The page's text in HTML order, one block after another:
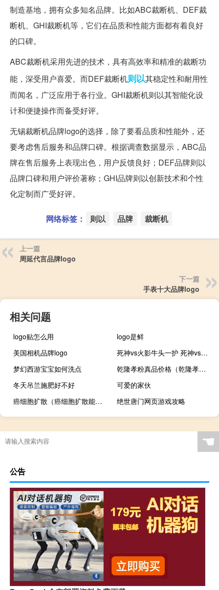
制造基地，拥有众多知名品牌。比如ABC裁断机、DEF裁
断机、GHI裁断机等，它们在品质和性能方面都有着良好
的口碑。
ABC裁断机采用先进的技术，具有高效率和精准的裁断功
能，深受用户喜爱。而DEF裁断机则以其稳定性和耐用性
而闻名，广泛应用于各行业。GHI裁断机则以其智能化设
计和便捷操作而备受好评。
无锡裁断机品牌logo的选择，除了要看品质和性能外，还
要考虑售后服务和品牌口碑。根据调查数据显示，ABC品
牌在售后服务上表现出色，用户反馈良好；DEF品牌则以
品牌口碑和用户评价著称；GHI品牌则以创新技术和个性
化定制而广受好评。
网络标签： 则以 品牌 裁断机
上一篇
周延代言品牌logo
下一篇
手表十大品牌logo
相关问题
logo贴怎么用
logo是鲜
美国相机品牌logo
死神vs火影牛头一护 死神vs火影怎么变牛头
梦幻西游宝宝如何洗点
乾隆孝粉真品价格（乾隆孝粉）
冬天吊兰施肥好不好
可爱的家伙
癌细胞扩散（癌细胞扩散能活多久）
绝世唐门网页游戏攻略
☚
公告